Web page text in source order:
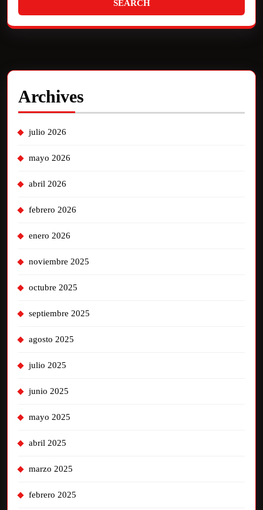
Archives
julio 2026
mayo 2026
abril 2026
febrero 2026
enero 2026
noviembre 2025
octubre 2025
septiembre 2025
agosto 2025
julio 2025
junio 2025
mayo 2025
abril 2025
marzo 2025
febrero 2025